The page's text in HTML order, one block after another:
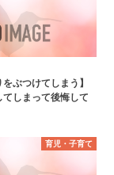
をぶつけてしまう】
しまって後悔して
育児・子育て